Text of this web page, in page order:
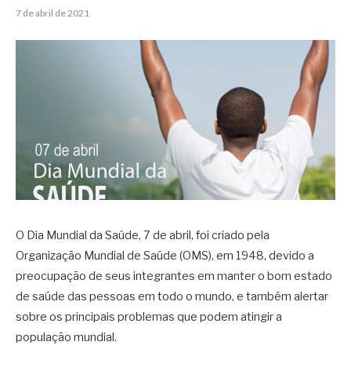
7 de abril de 2021
O Dia Mundial da Saúde, 7 de abril, foi criado pela
Organização Mundial de Saúde (OMS), em 1948, devido a
preocupação de seus integrantes em manter o bom estado
de saúde das pessoas em todo o mundo, e também alertar
sobre os principais problemas que podem atingir a
população mundial.